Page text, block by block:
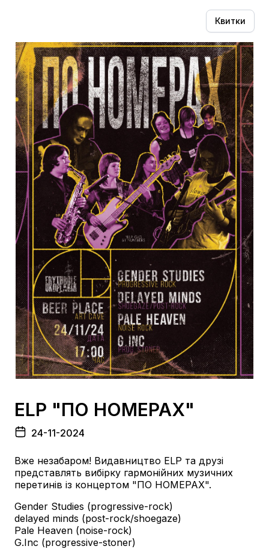
Квитки
ELP "ПО НОМЕРАХ"
24-11-2024
Вже незабаром! Видавництво ELP та друзі
представлять вибірку гармонійних музичних
перетинів із концертом "ПО НОМЕРАХ".
Gender Studies (progressive-rock)
delayed minds (post-rock/shoegaze)
Pale Heaven (noise-rock)
G.Inc (progressive-stoner)